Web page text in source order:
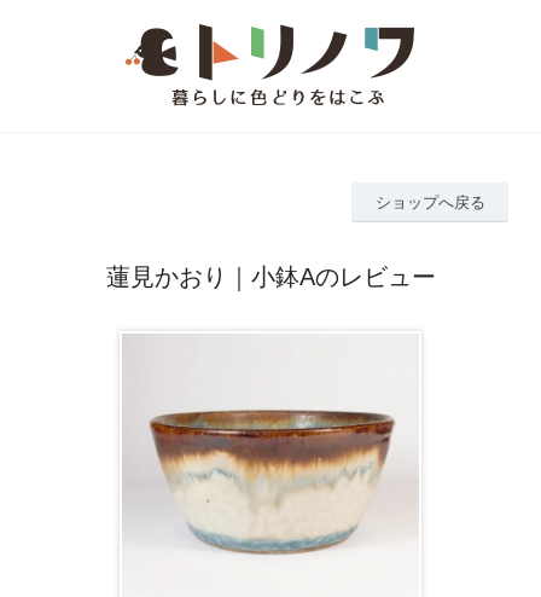
ショップへ戻る
蓮見かおり｜小鉢Aのレビュー